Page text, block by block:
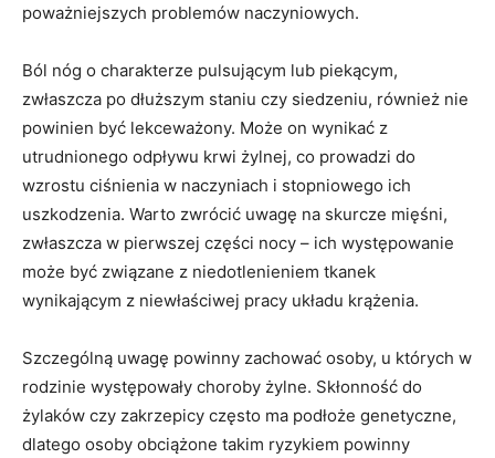
poważniejszych problemów naczyniowych.
Ból nóg o charakterze pulsującym lub piekącym,
zwłaszcza po dłuższym staniu czy siedzeniu, również nie
powinien być lekceważony. Może on wynikać z
utrudnionego odpływu krwi żylnej, co prowadzi do
wzrostu ciśnienia w naczyniach i stopniowego ich
uszkodzenia. Warto zwrócić uwagę na skurcze mięśni,
zwłaszcza w pierwszej części nocy – ich występowanie
może być związane z niedotlenieniem tkanek
wynikającym z niewłaściwej pracy układu krążenia.
Szczególną uwagę powinny zachować osoby, u których w
rodzinie występowały choroby żylne. Skłonność do
żylaków czy zakrzepicy często ma podłoże genetyczne,
dlatego osoby obciążone takim ryzykiem powinny